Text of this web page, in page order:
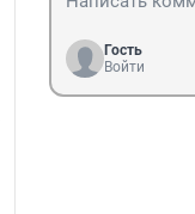
Гость
Войти